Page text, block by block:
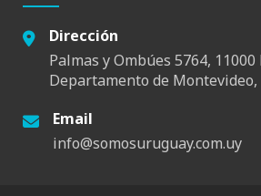
Dirección
Palmas y Ombúes 5764,
Departamento de
Email
info@somosuruguay.com.uy